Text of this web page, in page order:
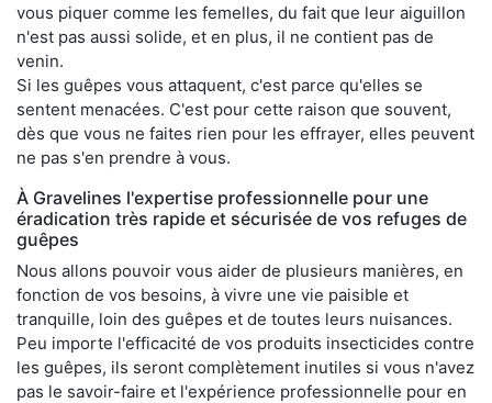
vous piquer comme les femelles, du fait que leur aiguillon
n'est pas aussi solide, et en plus, il ne contient pas de
venin.
Si les guêpes vous attaquent, c'est parce qu'elles se
sentent menacées. C'est pour cette raison que souvent,
dès que vous ne faites rien pour les effrayer, elles peuvent
ne pas s'en prendre à vous.
À Gravelines l'expertise professionnelle pour une
éradication très rapide et sécurisée de vos refuges de
guêpes
Nous allons pouvoir vous aider de plusieurs manières, en
fonction de vos besoins, à vivre une vie paisible et
tranquille, loin des guêpes et de toutes leurs nuisances.
Peu importe l'efficacité de vos produits insecticides contre
les guêpes, ils seront complètement inutiles si vous n'avez
pas le savoir-faire et l'expérience professionnelle pour en